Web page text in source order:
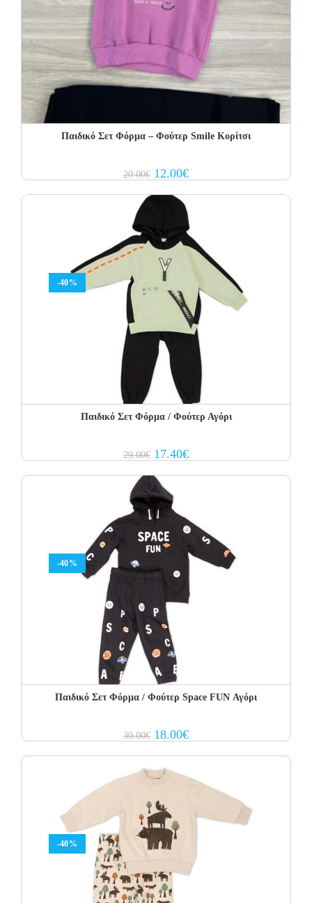
Παιδικό Σετ Φόρμα – Φούτερ Smile Κορίτσι
20.00€ Original
price
20.00€.
12.00€Current
price
-40%
Παιδικό Σετ Φόρμα / Φούτερ Αγόρι
29.00€ Original
price
29.00€.
17.40€Current
price
-40%
Παιδικό Σετ Φόρμα / Φούτερ Space FUN Αγόρι
30.00€ Original
price
18.00€Current
price
-40%